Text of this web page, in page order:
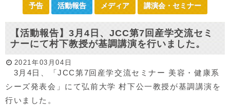
予告 活動報告 メディア 講演会・セミナー
【活動報告】3月4日、JCC第7回産学交流セミ
ナーにて村下教授が基調講演を行いました。
2021年03月04日
3月4日、「JCC第7回産学交流セミナー 美容・健康系
シーズ発表会」にて弘前大学 村下公一教授が基調講演を
行いました。